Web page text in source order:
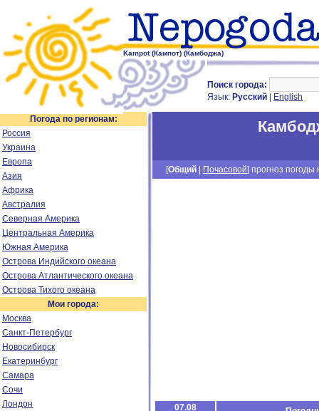
Kampot (Кампот) (Камбоджа)
Поиск города:
Язык: Русский English
Погода по регионам:
Россия
Украина
Европа
Азия
Африка
Австралия
Северная Америка
Центральная Америка
Южная Америка
Острова Индийского океана
Острова Атлантического океана
Острова Тихого океана
Мои города:
Москва
Санкт-Петербург
Новосибирск
Екатеринбург
Самара
Сочи
Лондон
[Общий Почасовой] прогноз погоды
07.08